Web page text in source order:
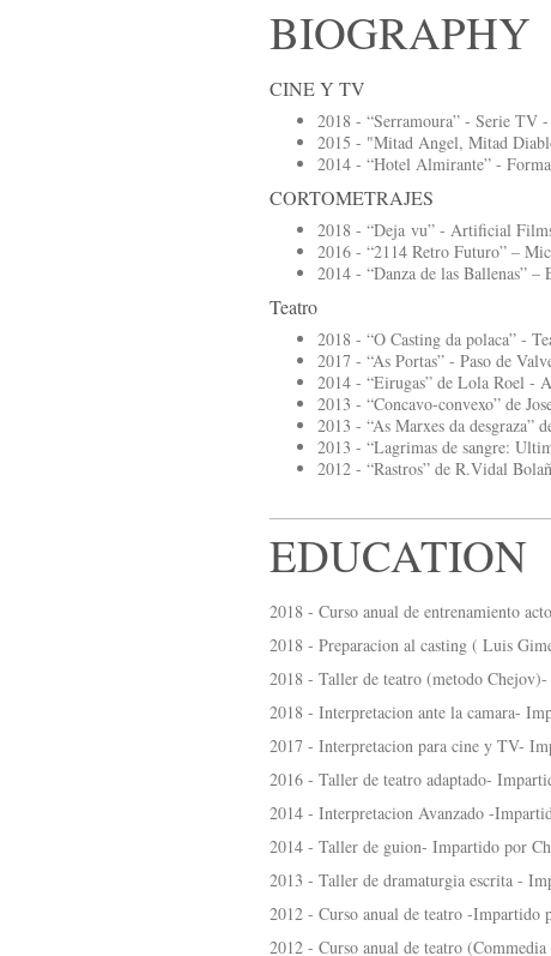
BIOGRAPHY
CINE Y TV
2018 - “Serramoura” - Serie
2015 - "Mitad Angel, Mitad
2014 - “Hotel Almirante” -
CORTOMETRAJES
2018 - “Deja vu” - Artificial
2016 - “2114 Retro Futuro” –
2014 - “Danza de las Ballenas”
Teatro
2018 - “O Casting da polaca” -
2017 - “As Portas” - Paso de
2014 - “Eirugas” de Lola Roel -
2013 - “Concavo-convexo” de
2013 - “As Marxes da
2013 - “Lagrimas de sangre:
2012 - “Rastros” de R.Vidal
EDUCATION
2018 - Curso anual de entrenamiento
2018 - Preparacion al casting ( Luis
2018 - Taller de teatro (metodo
2018 - Interpretacion ante la camara-
2017 - Interpretacion para cine y TV-
2016 - Taller de teatro adaptado-
2014 - Interpretacion Avanzado -
2014 - Taller de guion- Impartido por
2013 - Taller de dramaturgia escrita -
2012 - Curso anual de teatro -Impartido
2012 - Curso anual de teatro